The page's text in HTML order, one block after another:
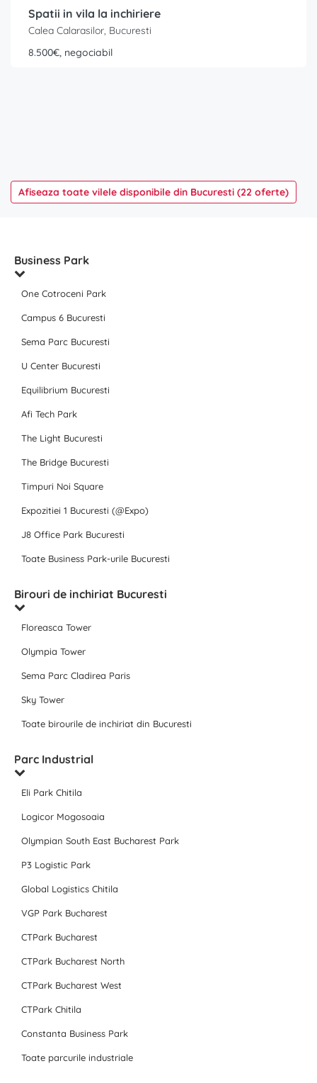
Spatii in vila la inchiriere
Calea Calarasilor, Bucuresti
8.500€, negociabil
Afiseaza toate vilele disponibile din Bucuresti (22 oferte)
Business Park
One Cotroceni Park
Campus 6 Bucuresti
Sema Parc Bucuresti
U Center Bucuresti
Equilibrium Bucuresti
Afi Tech Park
The Light Bucuresti
The Bridge Bucuresti
Timpuri Noi Square
Expozitiei 1 Bucuresti (@Expo)
J8 Office Park Bucuresti
Toate Business Park-urile Bucuresti
Birouri de inchiriat Bucuresti
Floreasca Tower
Olympia Tower
Sema Parc Cladirea Paris
Sky Tower
Toate birourile de inchiriat din Bucuresti
Parc Industrial
Eli Park Chitila
Logicor Mogosoaia
Olympian South East Bucharest Park
P3 Logistic Park
Global Logistics Chitila
VGP Park Bucharest
CTPark Bucharest
CTPark Bucharest North
CTPark Bucharest West
CTPark Chitila
Constanta Business Park
Toate parcurile industriale